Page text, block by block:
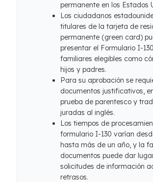
permanente en los Estados
Los ciudadanos
titulares de la tarjeta de
permanente (green card)
presentar el Formulario I-
familiares elegibles como
hijos y padres.
Para su aprobación se
documentos justificativos,
prueba de parentesco y
juradas al inglés.
Los tiempos de
formulario I-130 varían
hasta más de un año, y la
documentos puede dar
solicitudes de información
retrasos.